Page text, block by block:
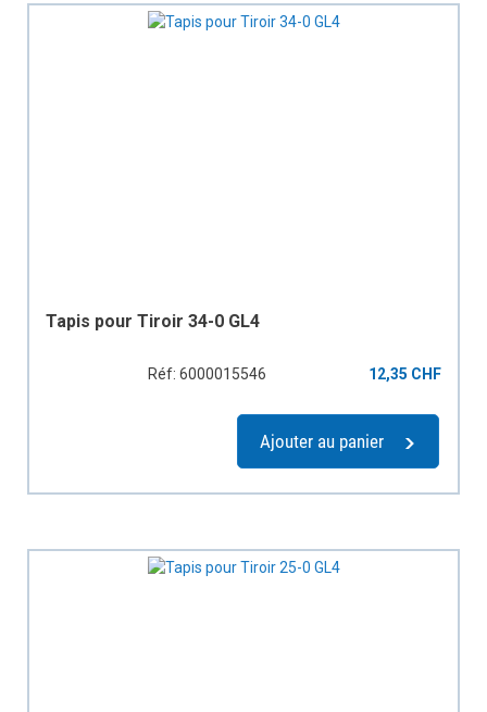
Tapis pour Tiroir 34-0 GL4
Réf: 6000015546 12,35 CHF
Ajouter au panier